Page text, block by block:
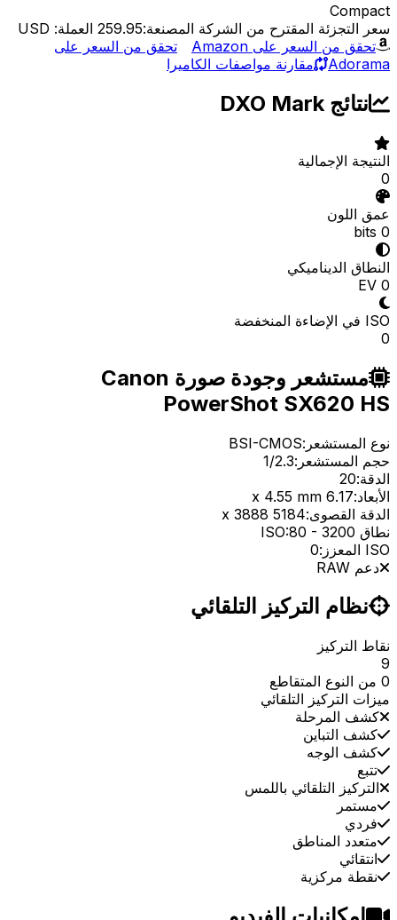
Compact
سعر التجزئة المقترح من الشركة المصنعة:259.95
العملة: USD
تحقق من السعر على Amazon
تحقق من السعر على
Adorama
مقارنة مواصفات الكاميرا
نتائج DXO Mark
النتيجة الإجمالية
0
عمق اللون
0 bits
النطاق الديناميكي
0 EV
ISO في الإضاءة المنخفضة
0
مستشعر وجودة صورة Canon
PowerShot SX620 HS
نوع المستشعر:BSI-CMOS
حجم المستشعر:1/2.3
الدقة:20
الأبعاد:6.17 x 4.55 mm
الدقة القصوى:5184 x 3888
نطاق ISO:
80 - 3200
ISO المعزز:
0
دعم RAW
نظام التركيز التلقائي
نقاط التركيز
9
0 من النوع المتقاطع
ميزات التركيز التلقائي
كشف المرحلة
كشف التباين
كشف الوجه
تتبع
التركيز التلقائي باللمس
مستمر
فردي
متعدد المناطق
انتقائي
نقطة مركزية